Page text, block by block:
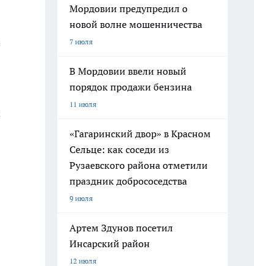
Мордовии предупредил о
новой волне мошенничества
7 июля
В Мордовии ввели новый
порядок продажи бензина
11 июля
«Гагаринский двор» в Красном
Сельце: как соседи из
Рузаевского района отметили
праздник добрососедства
9 июля
Артем Здунов посетил
Инсарский район
12 июля